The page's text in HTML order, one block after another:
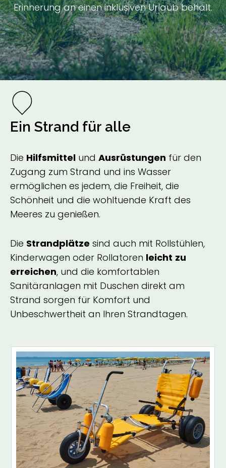
Erinnerung an einen inklusiven Urlaub behält.
Ein Strand für alle
Die Hilfsmittel und Ausrüstungen für den
Zugang zum Strand und ins Wasser
ermöglichen es jedem, die Freiheit, die
Schönheit und die wohltuende Kraft des
Meeres zu genießen.
Die Strandplätze sind auch mit Rollstühlen,
Kinderwagen oder Rollatoren leicht zu
erreichen, und die komfortablen
Sanitäranlagen mit Duschen direkt am
Strand sorgen für Komfort und
Unbeschwertheit an Ihren Strandtagen.